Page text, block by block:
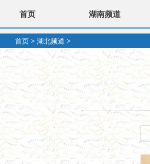
首页 湖南频道
首页 > 湖北频道 >